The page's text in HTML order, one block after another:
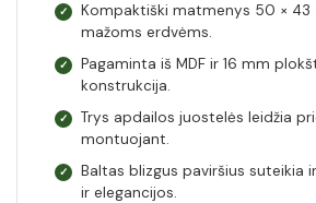
✓
Kompaktiški matmenys 50 × 43
mažoms erdvėms.
✓
Pagaminta iš MDF ir 16 mm
konstrukcija.
✓
Trys apdailos juostelės leidžia
montuojant.
✓
Baltas blizgus paviršius suteikia
ir elegancijos.